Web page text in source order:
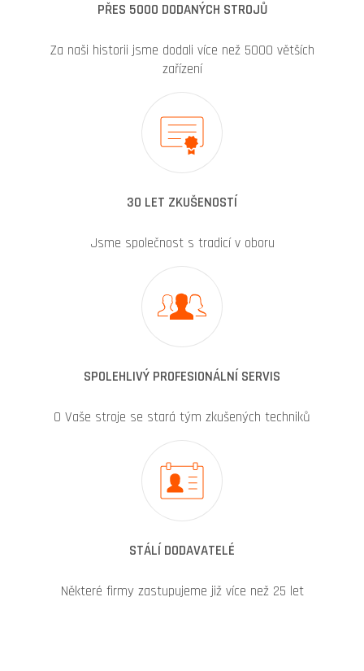
PŘES 5000 DODANÝCH STROJŮ
Za naši historii jsme dodali více než 5000 větších
zařízení
30 LET ZKUŠENOSTÍ
Jsme společnost s tradicí v oboru
SPOLEHLIVÝ PROFESIONÁLNÍ SERVIS
O Vaše stroje se stará tým zkušených techniků
STÁLÍ DODAVATELÉ
Některé firmy zastupujeme již více než 25 let